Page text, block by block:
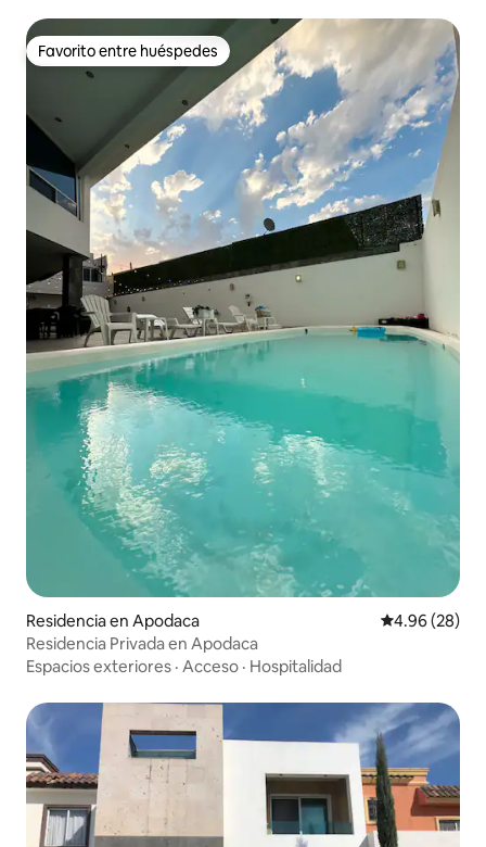
Favorito entre huéspedes
Favorito entre huéspedes
Residencia en Apodaca Calificación
4.96 (28)
Residencia Privada en Apodaca
Espacios exteriores · Acceso · Hospitalidad